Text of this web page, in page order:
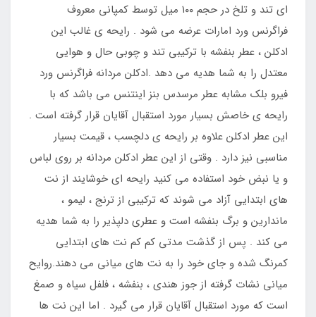
ای تند و تلخ در حجم ۱۰۰ میل توسط کمپانی معروف
فراگرنس ورد امارات عرضه می شود . رایحه ی غالب این
ادکلن ، عطر بنفشه با ترکیبی تند و چوبی حال و هوایی
معتدل را به شما هدیه می دهد .ادکلن مردانه فراگرنس ورد
فیرو بلک مشابه عطر مرسدس بنز اینتنس می باشد که با
رایحه ی خاصش بسیار مورد استقبال آقایان قرار گرفته است .
این عطر ادکلن علاوه بر رایحه ی دلچسب ، قیمت بسیار
مناسبی نیز دارد . وقتی از این عطر ادکلن مردانه بر روی لباس
و یا نبض خود استفاده می کنید رایحه ای خوشایند از نت
های ابتدایی آزاد می شوند که ترکیبی از ترنج ، لیمو ،
ماندارین و برگ بنفشه است و عطری دلپذیر را به شما هدیه
می کند . پس از گذشت مدتی کم کم نت های ابتدایی
کمرنگ شده و جای خود را به نت های میانی می دهند.روایح
میانی نشات گرفته از جوز هندی ، بنفشه ، فلفل سیاه و صمغ
است که مورد استقبال آقایان قرار می گیرد . اما این نت ها